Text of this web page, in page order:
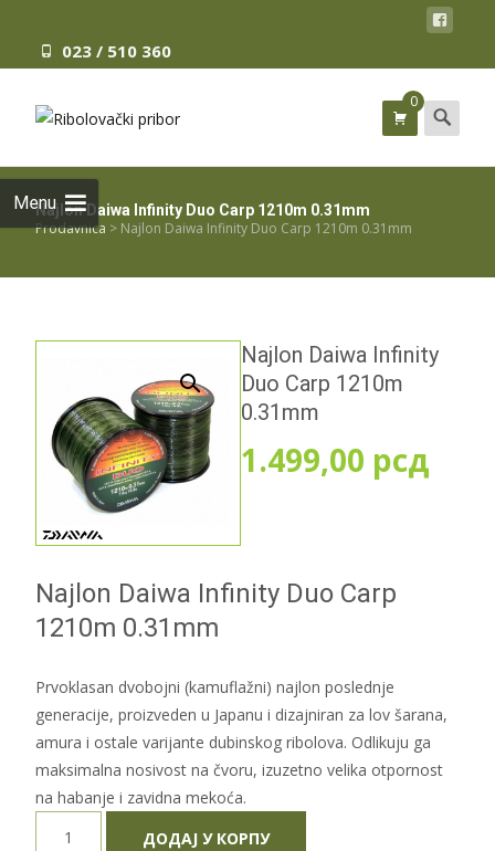
023 / 510 360
Menu
0 Search
for:
Najlon Daiwa Infinity Duo Carp 1210m 0.31mm
Prodavnica > Najlon Daiwa Infinity Duo Carp 1210m 0.31mm
Najlon Daiwa Infinity
Duo Carp 1210m
0.31mm
1.499,00 рсд
Najlon Daiwa Infinity Duo Carp
1210m 0.31mm
Prvoklasan dvobojni (kamuflažni) najlon poslednje
generacije, proizveden u Japanu i dizajniran za lov šarana,
amura i ostale varijante dubinskog ribolova. Odlikuju ga
maksimalna nosivost na čvoru, izuzetno velika otpornost
na habanje i zavidna mekoća.
ДОДАЈ У КОРПУ